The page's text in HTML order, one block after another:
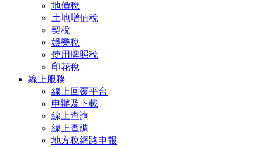
地價稅
土地增值稅
契稅
娛樂稅
使用牌照稅
印花稅
線上服務
線上回覆平台
申辦及下載
線上查詢
線上查調
地方稅網路申報